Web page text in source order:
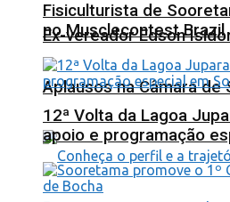
Ex-vereador Edson
Aplausos na Câmara de
Fisiculturista de
no Musclecontest Brazil
12ª Volta da Lagoa
apoio e programação